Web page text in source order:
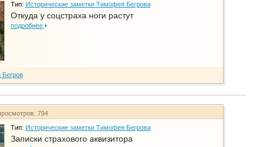
Тип: Исторические заметки Тимофея Бегрова
Откуда у соцстраха ноги растут
подробнее
794
Тип: Исторические заметки Тимофея Бегрова
Записки страхового аквизитора